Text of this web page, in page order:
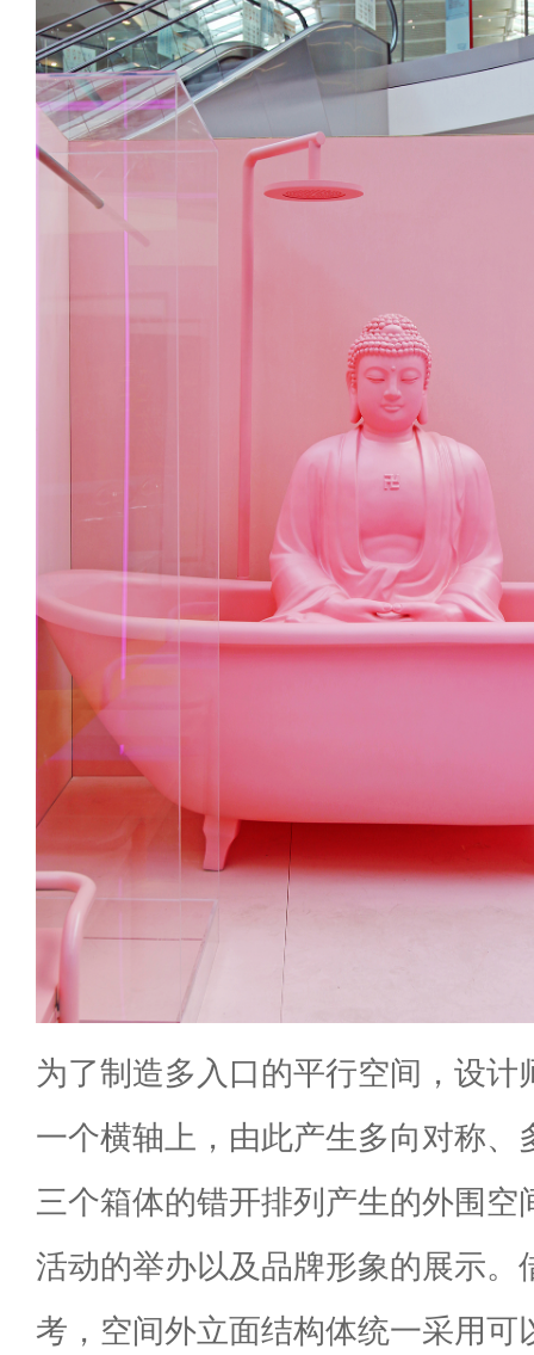
为了制造多入口的平行空间，设计
一个横轴上，由此产生多向对称、
三个箱体的错开排列产生的外围空
活动的举办以及品牌形象的展示。
考，空间外立面结构体统一采用可